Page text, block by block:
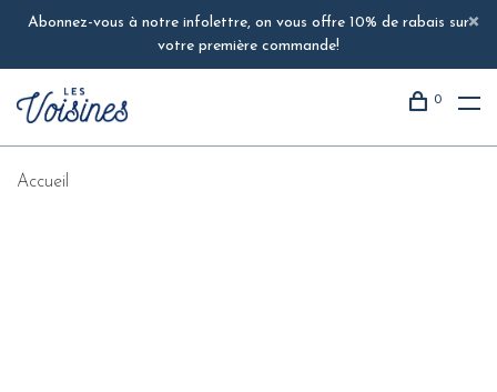
Abonnez-vous à notre infolettre, on vous offre 10% de rabais sur
votre première commande!
0
Accueil